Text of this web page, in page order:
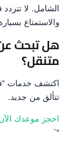
الشامل. لا
والاستمتاع
هل تبحث
متنقل؟
اكتشف خدمات
تتألق من جديد.
احجز موعدك
“`